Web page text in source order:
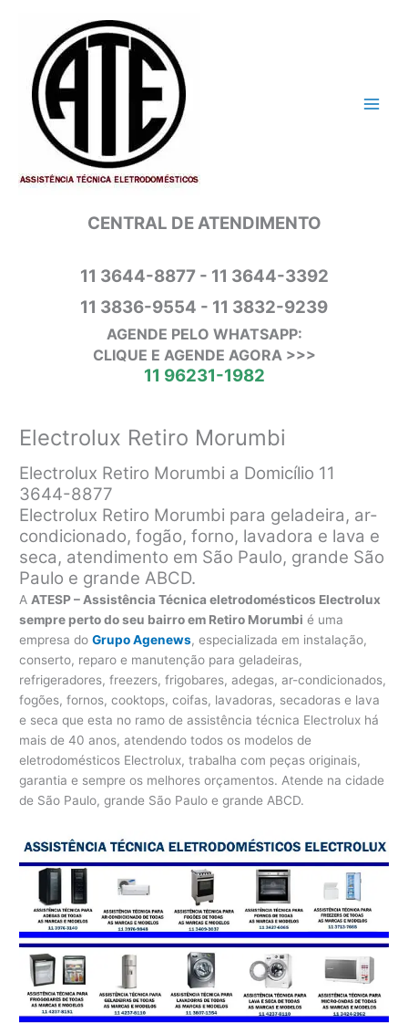
conteúdo
CENTRAL DE ATENDIMENTO
11 3644-8877 - 11 3644-3392
11 3836-9554 - 11 3832-9239
AGENDE PELO WHATSAPP:
CLIQUE E AGENDE AGORA >>>
11 96231-1982
Electrolux Retiro Morumbi
Electrolux Retiro Morumbi a Domicílio 11
3644-8877
Electrolux Retiro Morumbi para geladeira, ar-
condicionado, fogão, forno, lavadora e lava e
seca, atendimento em São Paulo, grande São
Paulo e grande ABCD.
A ATESP – Assistência Técnica eletrodomésticos Electrolux
sempre perto do seu bairro em Retiro Morumbi é uma
empresa doGrupo Agenews, especializada em instalação,
conserto, reparo e manutenção para geladeiras,
refrigeradores, freezers, frigobares, adegas, ar-condicionados,
fogões, fornos, cooktops, coifas, lavadoras, secadoras e lava
e seca que esta no ramo de assistência técnica Electrolux há
mais de 40 anos, atendendo todos os modelos de
eletrodomésticos Electrolux, trabalha com peças originais,
garantia e sempre os melhores orçamentos. Atende na cidade
de São Paulo, grande São Paulo e grande ABCD.